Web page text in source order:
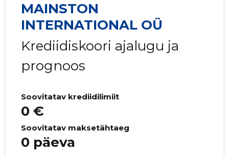
MAINSTON
INTERNATIONAL OÜ
Krediidiskoori ajalugu ja
prognoos
Soovitatav krediidilimiit
0 €
Soovitatav maksetähtaeg
0 päeva